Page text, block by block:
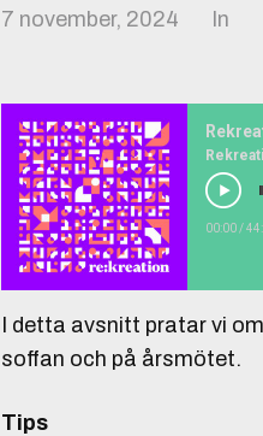
7 november, 2024 In
00:00/
I detta avsnitt pratar vi
soffan och på årsmötet.
Tips